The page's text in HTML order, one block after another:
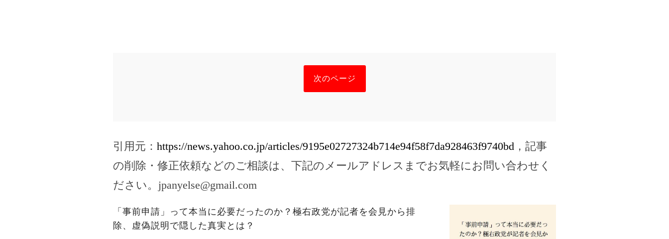
次のページ
引用元： https://news.yahoo.co.jp/articles/9195e02727324b714e94f58f7da928463f9740bd ，記事
の削除・修正依頼などのご相談は、下記のメールアドレスまでお気軽にお問い合わせく
ださい。 jpanyelse@gmail.com
「事前申請」って本当に必要だったのか？極右政党が記者を会見から排
除、虚偽説明で隠した真実とは？